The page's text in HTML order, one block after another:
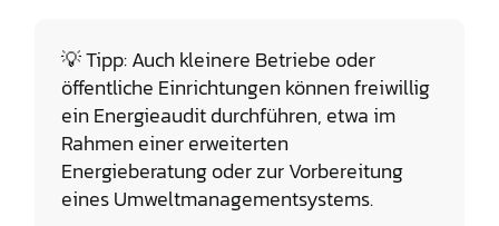
💡 Tipp: Auch kleinere Betriebe oder
öffentliche Einrichtungen können freiwillig
ein Energieaudit durchführen, etwa im
Rahmen einer erweiterten
Energieberatung oder zur Vorbereitung
eines Umweltmanagementsystems.